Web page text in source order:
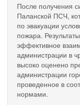
После получения
Паланской ПСЧ,
по эвакуации
пожара.
эффективное
администрации в
высоко оценено
администрации
проведенное в
нормами.